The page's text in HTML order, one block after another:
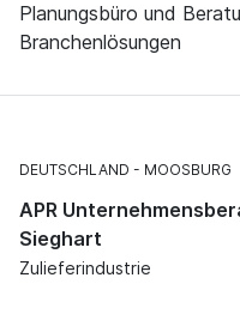
Planungsbüro und
Branchenlösungen
DEUTSCHLAND MOOSBURG
APR
Sieghart
Zulieferindustrie